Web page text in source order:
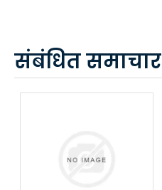
संबंधित समाचार